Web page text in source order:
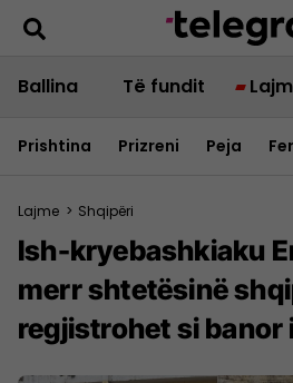
Ballina Të fundit
Prishtina Prizreni Peja
Lajme > Shqipëri
Ish-kryebashkiaku
merr shtetësinë
regjistrohet si banor